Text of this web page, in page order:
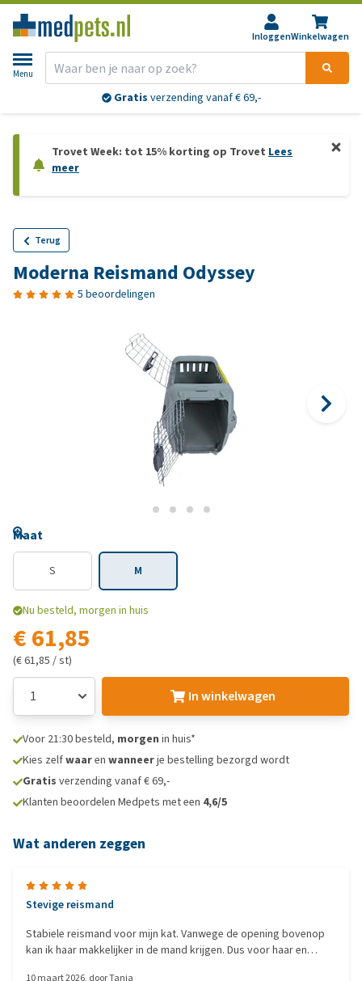
InloggenWinkelwagen
Menu
Gratis verzending vanaf € 69,-
Trovet Week: tot 15% korting op Trovet Lees
meer
Terug
Moderna Reismand Odyssey
5 beoordelingen
Maat
S M
Nu besteld, morgen in huis
€ 61,85
(€ 61,85 / st)
In winkelwagen
Voor 21:30 besteld, morgen in huis*
Kies zelfwaaren wanneerje bestelling bezorgd wordt
Gratis verzending vanaf € 69,-
Klanten beoordelen Medpets met een 4,6/5
Wat anderen zeggen
Stevige reismand
Stabiele reismand voor mijn kat. Vanwege de opening bovenop
kan ik haar makkelijker in de mand krijgen. Dus voor haar en
10 maart 2026, doorTanja